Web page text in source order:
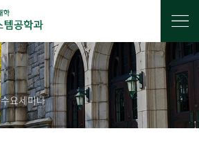
수요세미나